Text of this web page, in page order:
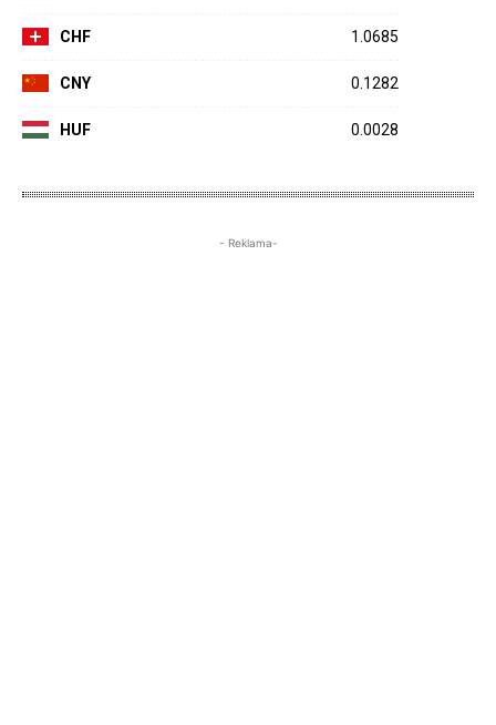
CHF 1.0685
CNY 0.1282
HUF 0.0028
- Reklama-